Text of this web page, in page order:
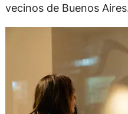
vecinos de Buenos